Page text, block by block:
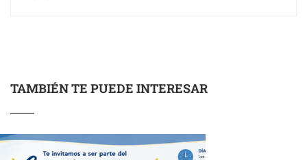
TAMBIÉN TE PUEDE INTERESAR